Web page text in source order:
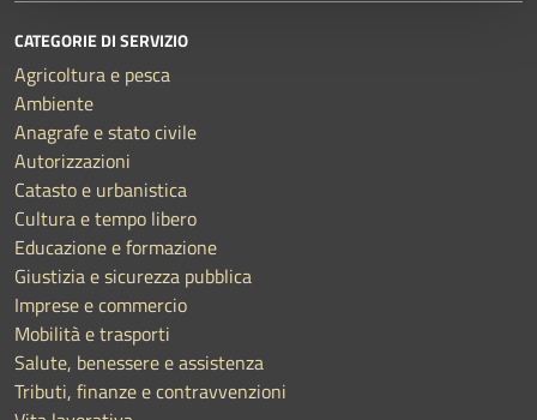
CATEGORIE DI SERVIZIO
Agricoltura e pesca
Ambiente
Anagrafe e stato civile
Autorizzazioni
Catasto e urbanistica
Cultura e tempo libero
Educazione e formazione
Giustizia e sicurezza pubblica
Imprese e commercio
Mobilità e trasporti
Salute, benessere e assistenza
Tributi, finanze e contravvenzioni